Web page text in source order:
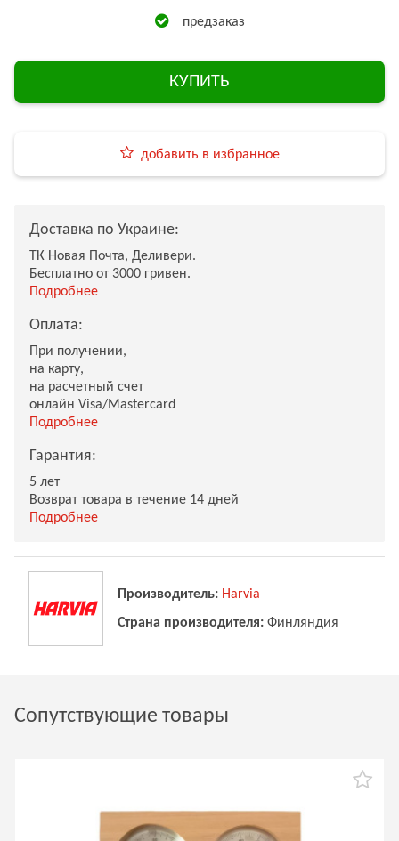
предзаказ
КУПИТЬ
добавить в избранное
Доставка по Украине:
ТК Новая Почта, Деливери.
Бесплатно от 3000 гривен.
Подробнее
Оплата:
При получении,
на карту,
на расчетный счет
онлайн Visa/Mastercard
Подробнее
Гарантия:
5 лет
Возврат товара в течение 14 дней
Подробнее
Производитель: Harvia
Страна производителя: Финляндия
Сопутствующие товары